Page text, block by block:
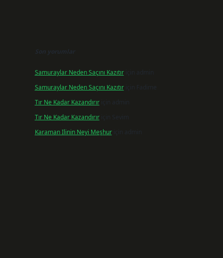
Son yorumlar
Samuraylar Neden Saçını Kazıtıriçin
admin
Samuraylar Neden Saçını Kazıtıriçin
Fadime
Tır Ne Kadar Kazandırıriçin
admin
Tır Ne Kadar Kazandırıriçin Sevim
Karaman Ilinin Neyi Meşhuriçin admin